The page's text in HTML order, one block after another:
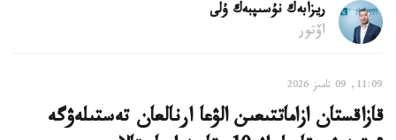
ريزابەك نۇسىپبەك ۇلى
اۆتور
11:09, 09 تامىز 2026
قازاقستان ازاماتتىعىن الۋعا ارنالعان تەستىلەۋگە